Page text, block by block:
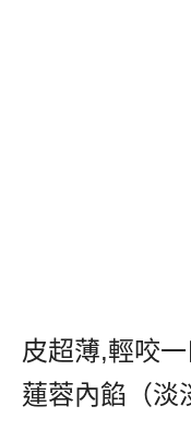
皮超薄,輕咬
蓮蓉內餡（淡